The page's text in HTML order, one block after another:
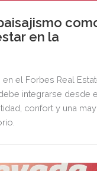
en la
el Forbes Real
integrarse desde
confort y una